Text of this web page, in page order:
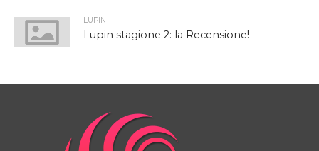
LUPIN
Lupin stagione 2: la Recensione!